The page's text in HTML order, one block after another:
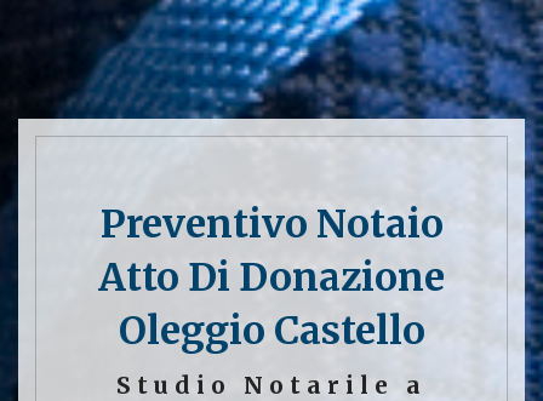
Preventivo Notaio
Atto Di Donazione
Oleggio Castello
Studio Notarile a